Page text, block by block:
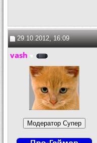
29.10.2012, 16:09
vash